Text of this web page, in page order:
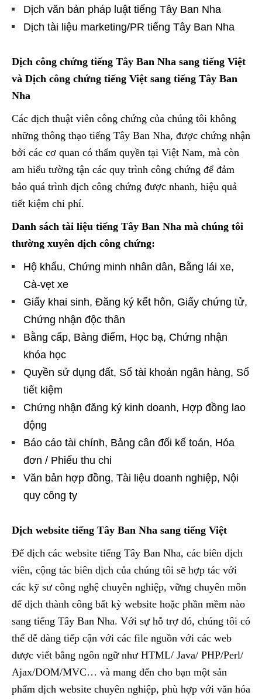
Dịch văn bản pháp luật tiếng Tây Ban Nha
Dịch tài liệu marketing/PR tiếng Tây Ban Nha
Dịch công chứng tiếng Tây Ban Nha sang tiếng Việt
và Dịch công chứng tiếng Việt sang tiếng Tây Ban
Nha
Các dịch thuật viên công chứng của chúng tôi không
những thông thạo tiếng Tây Ban Nha, được chứng nhận
bởi các cơ quan có thẩm quyền tại Việt Nam, mà còn
am hiểu tường tận các quy trình công chứng để đảm
bảo quá trình dịch công chứng được nhanh, hiệu quả
tiết kiệm chi phí.
Danh sách tài liệu tiếng Tây Ban Nha mà chúng tôi
thường xuyên dịch công chứng:
Hộ khẩu, Chứng minh nhân dân, Bằng lái xe,
Cà-vẹt xe
Giấy khai sinh, Đăng ký kết hôn, Giấy chứng tử,
Chứng nhận độc thân
Bằng cấp, Bảng điểm, Học bạ, Chứng nhận
khóa học
Quyền sử dụng đất, Sổ tài khoản ngân hàng, Sổ
tiết kiệm
Chứng nhận đăng ký kinh doanh, Hợp đồng lao
động
Báo cáo tài chính, Bảng cân đối kế toán, Hóa
đơn / Phiếu thu chi
Văn bản hợp đồng, Tài liệu doanh nghiệp, Nội
quy công ty
Dịch website tiếng Tây Ban Nha sang tiếng Việt
Để dịch các website tiếng Tây Ban Nha, các biên dịch
viên, cộng tác biên dịch của chúng tôi sẽ hợp tác với
các kỹ sư công nghệ chuyên nghiệp, vững chuyên môn
để dịch thành công bất kỳ website hoặc phần mềm nào
sang tiếng Tây Ban Nha. Với sự hỗ trợ đó, chúng tôi có
thể dễ dàng tiếp cận với các file nguồn với các web
được viết bằng ngôn ngữ như HTML/ Java/ PHP/Perl/
Ajax/DOM/MVC… và mang đến cho bạn một sản
phẩm dịch website chuyên nghiệp, phù hợp với văn hóa